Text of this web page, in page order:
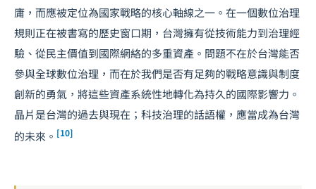
庸，而應被定位為國家戰略的核心軸線之一。在一個數位治理
規則正在被書寫的歷史窗口期，台灣擁有從技術能力到治理經
驗、從民主價值到國際網絡的多重資產。問題不在於台灣能否
參與全球數位治理，而在於我們是否有足夠的戰略意識與制度
創新的勇氣，將這些資產系統性地轉化為持久的國際影響力。
晶片是台灣的過去與現在；科技治理的話語權，應當成為台灣
的未來。 [10]